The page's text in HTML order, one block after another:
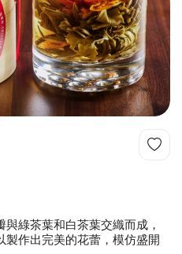
綠茶葉和白茶葉交織而成，
作出完美的花蕾，模仿盛開